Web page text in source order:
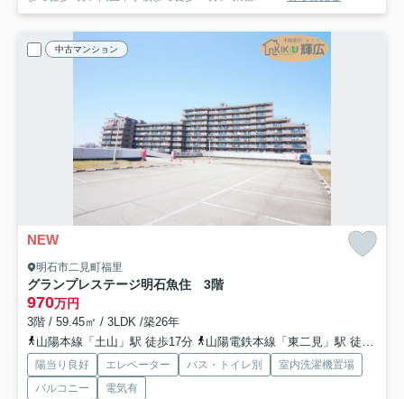
中古マンション
NEW
明石市二見町福里
グランプレステージ明石魚住 3階
970万円
3階 / 59.45㎡ / 3LDK /築26年
山陽本線「土山」駅 徒歩17分
山陽電鉄本線「東二見」駅 徒歩26分
陽当り良好 エレベーター バス・トイレ別
室内洗濯機置場
バルコニー
電気有